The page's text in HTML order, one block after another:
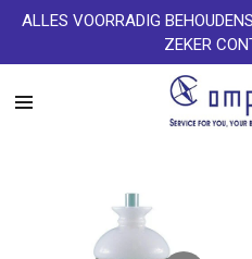
Ga
naar
de
ALLES VOORRADIG
ZEKER